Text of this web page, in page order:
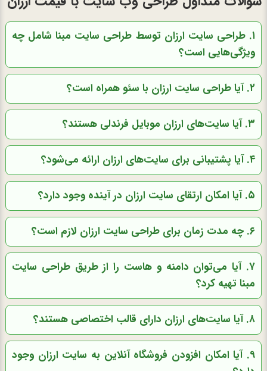
۱. طراحی سایت ارزان توسط طراحی سایت مبنا شامل چه
ویژگی‌هایی است؟
۲. آیا طراحی سایت ارزان با سئو همراه است؟
۳. آیا سایت‌های ارزان موبایل فرندلی هستند؟
۴. آیا پشتیبانی برای سایت‌های ارزان ارائه می‌شود؟
۵. آیا امکان ارتقای سایت ارزان در آینده وجود دارد؟
۶. چه مدت زمان برای طراحی سایت ارزان لازم است؟
۷. آیا می‌توان دامنه و هاست را از طریق طراحی سایت
مبنا تهیه کرد؟
۸. آیا سایت‌های ارزان دارای قالب اختصاصی هستند؟
۹. آیا امکان افزودن فروشگاه آنلاین به سایت ارزان وجود